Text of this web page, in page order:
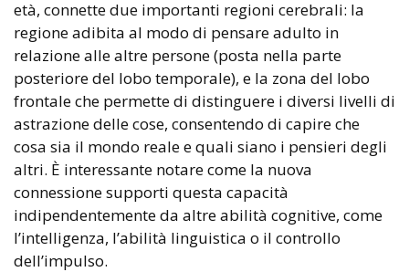
età, connette due importanti regioni cerebrali: la
regione adibita al modo di pensare adulto in
relazione alle altre persone (posta nella parte
posteriore del lobo temporale), e la zona del lobo
frontale che permette di distinguere i diversi livelli di
astrazione delle cose, consentendo di capire che
cosa sia il mondo reale e quali siano i pensieri degli
altri. È interessante notare come la nuova
connessione supporti questa capacità
indipendentemente da altre abilità cognitive, come
l’intelligenza, l’abilità linguistica o il controllo
dell’impulso.